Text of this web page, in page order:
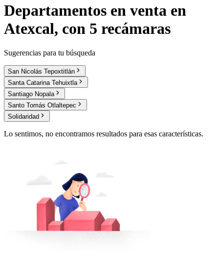
Departamentos en venta en
Atexcal, con 5 recámaras
Sugerencias para tu búsqueda
San Nicolás Tepoxtitlán
Santa Catarina Tehuixtla
Santiago Nopala
Santo Tomás Otlaltepec
Solidaridad
Lo sentimos, no encontramos resultados para esas características.